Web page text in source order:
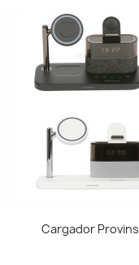
Cargador Provins